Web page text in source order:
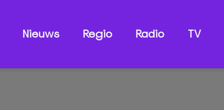
Nieuws Regio Radio TV